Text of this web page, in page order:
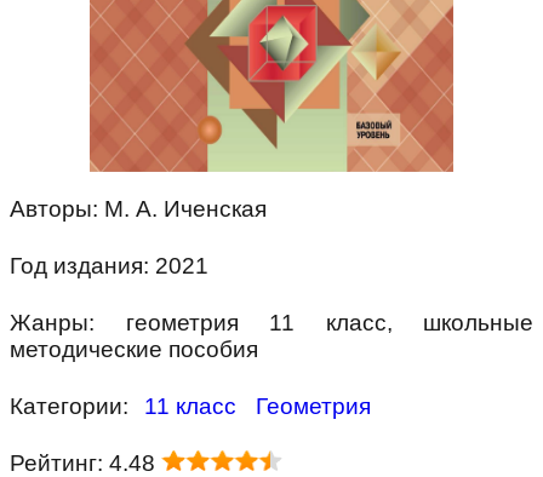
Авторы: М. А. Иченская
Год издания: 2021
Жанры: геометрия 11 класс, школьные
методические пособия
Категории: 11 класс Геометрия
Рейтинг: 4.48